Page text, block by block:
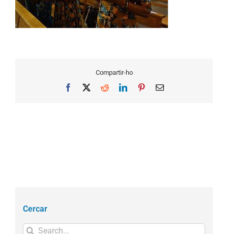
Compartir-ho
Facebook RedditLinkedInPinterestEmail
Cercar
Search